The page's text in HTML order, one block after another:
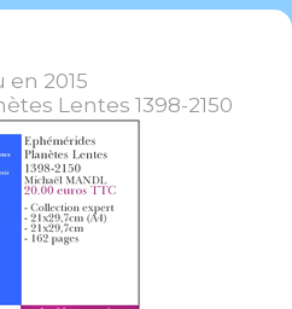
en 2015
Lentes 1398-2150